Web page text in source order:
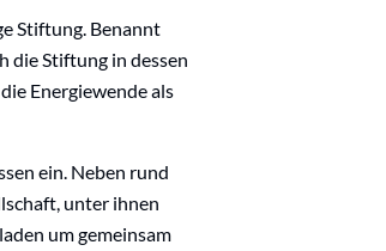
Stiftung. Benannt
die Stiftung in dessen
Energiewende als
ein. Neben rund
unter ihnen
um gemeinsam